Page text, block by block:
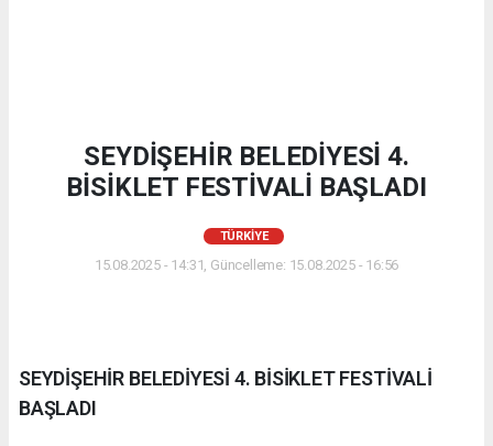
SEYDİŞEHİR BELEDİYESİ 4.
BİSİKLET FESTİVALİ BAŞLADI
TÜRKIYE
15.08.2025 - 14:31, Güncelleme: 15.08.2025 - 16:56
SEYDİŞEHİR BELEDİYESİ 4. BİSİKLET FESTİVALİ
BAŞLADI